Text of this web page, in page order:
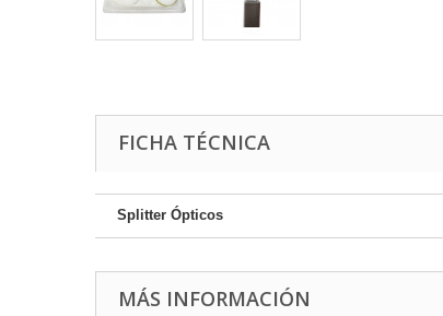
FICHA TÉCNICA
Splitter Ópticos
MÁS INFORMACIÓN